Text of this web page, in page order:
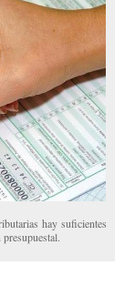
hay suficientes